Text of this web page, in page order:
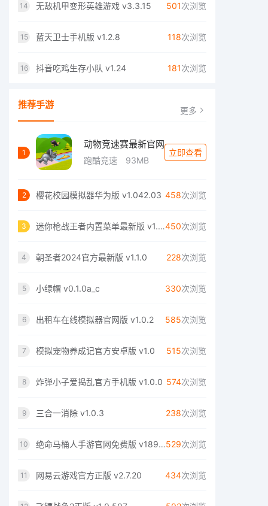
14 无敌机甲变形英雄游戏 v3.3.15 501次浏览
15 蓝天卫士手机版 v1.2.8 118次浏览
16 抖音吃鸡生存小队 v1.24 181次浏览
推荐手游 更多
1
动物竞速赛最新官网
跑酷竞速 93MB
立即查看
2 樱花校园模拟器华为版 v1.042.03 458次浏览
3 迷你枪战王者内置菜单最新版 v1.0.0450次浏览
4 朝圣者2024官方最新版 v1.1.0 228次浏览
5 小绿帽 v0.1.0a_c 330次浏览
6 出租车在线模拟器官网版 v1.0.2 585次浏览
7 模拟宠物养成记官方安卓版 v1.0 515次浏览
8 炸弹小子爱捣乱官方手机版 v1.0.0 574次浏览
9 三合一消除 v1.0.3 238次浏览
10 绝命马桶人手游官网免费版 v189.1.0529次浏览
11 网易云游戏官方正版 v2.7.20 434次浏览